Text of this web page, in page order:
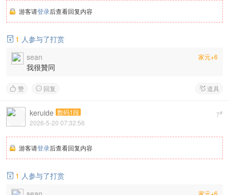
游客请登录后查看回复内容
 1 人参与了打赏
家元+6
sean
我很贊同
 赞  回复  道具
7#
keruide 数码1段
2026-5-20 07:32:56
游客请登录后查看回复内容
 1 人参与了打赏
家元+6